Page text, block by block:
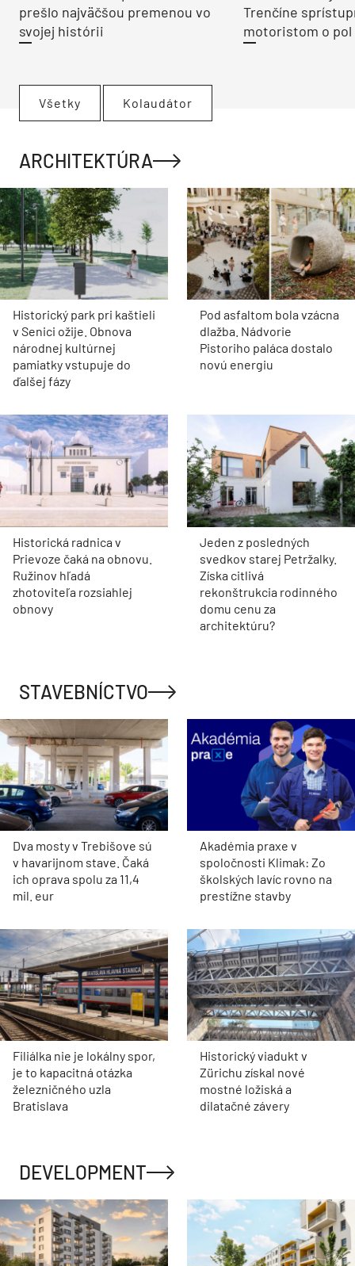
prešlo najväčšou premenou vo
svojej histórii
Trenčíne
motoristom o pol
Všetky Kolaudátor
ARCHITEKTÚRA
Historický park pri kaštieli
v Senici ožije. Obnova
národnej kultúrnej
pamiatky vstupuje do
ďalšej fázy
Pod asfaltom bola vzácna
dlažba. Nádvorie
Pistoriho paláca dostalo
novú energiu
Historická radnica v
Prievoze čaká na obnovu.
Ružinov hľadá
zhotoviteľa rozsiahlej
obnovy
Jeden z posledných
svedkov starej Petržalky.
Získa citlivá
rekonštrukcia rodinného
domu cenu za
architektúru?
STAVEBNÍCTVO
Dva mosty v Trebišove sú
v havarijnom stave. Čaká
ich oprava spolu za 11,4
mil. eur
Akadémia praxe v
spoločnosti Klimak: Zo
školských lavíc rovno na
prestížne stavby
Filiálka nie je lokálny spor,
je to kapacitná otázka
železničného uzla
Bratislava
Historický viadukt v
Zürichu získal nové
mostné ložiská a
dilatačné závery
DEVELOPMENT